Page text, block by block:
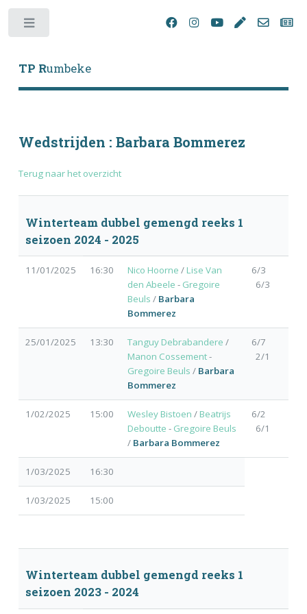
TP Rumbeke
Wedstrijden : Barbara Bommerez
Terug naar het overzicht
Winterteam dubbel gemengd reeks 1
seizoen 2024 - 2025
11/01/2025 16:30 Nico Hoorne / Lise Van
den Abeele - Gregoire
Beuls / Barbara
Bommerez
6/3
6/3
25/01/2025 13:30 Tanguy Debrabandere /
Manon Cossement-
Gregoire Beuls / Barbara
Bommerez
6/7
2/1
1/02/2025 15:00 Wesley Bistoen / Beatrijs
Deboutte - Gregoire Beuls
/ Barbara Bommerez
6/2
6/1
1/03/2025 16:30
1/03/2025 15:00
Winterteam dubbel gemengd reeks 1
seizoen 2023 - 2024